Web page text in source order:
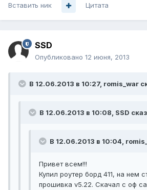
Вставить ник Цитата
SSD
Опубликовано 12 июня, 2013
В 12.06.2013 в 10:27, romis_war
В 12.06.2013 в 10:08, SSD
В 12.06.2013 в 10:04,
Привет всем!!!
Купил роутер борд 411, на нем
прошивка v5.22. Скачал с оф